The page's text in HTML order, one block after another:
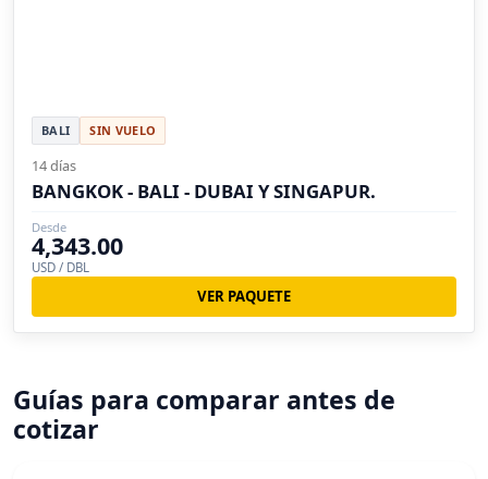
BALI SIN VUELO
14 días
BANGKOK - BALI - DUBAI Y SINGAPUR.
Desde
4,343.00
USD / DBL
VER PAQUETE
Guías para comparar antes de
cotizar